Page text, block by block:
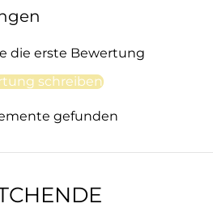
die erste Bewertung
schreiben
gefunden